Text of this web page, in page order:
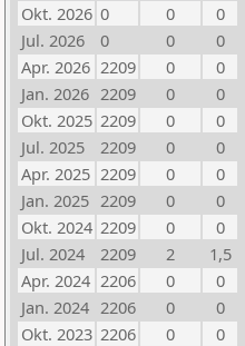
Okt. 2026 0 0
0
Jul. 2026
0 0
0
Apr. 2026 2209 0
0
Jan. 2026 2209 0
0
Okt. 2025 2209 0
0
Jul. 2025
2209 0
0
Apr. 2025 2209 0
0
Jan. 2025 2209 0
0
Okt. 2024 2209 0
0
Jul. 2024
2209 2
1,5
Apr. 2024 2206 0
0
Jan. 2024 2206 0
0
Okt. 2023 2206 0
0